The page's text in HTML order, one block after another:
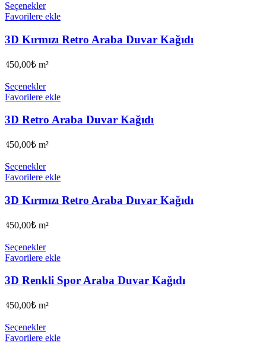
Seçenekler
Favorilere ekle
3D Kırmızı Retro Araba Duvar Kağıdı
450,00₺ m²
Seçenekler
Favorilere ekle
3D Retro Araba Duvar Kağıdı
450,00₺ m²
Seçenekler
Favorilere ekle
3D Kırmızı Retro Araba Duvar Kağıdı
450,00₺ m²
Seçenekler
Favorilere ekle
3D Renkli Spor Araba Duvar Kağıdı
450,00₺ m²
Seçenekler
Favorilere ekle